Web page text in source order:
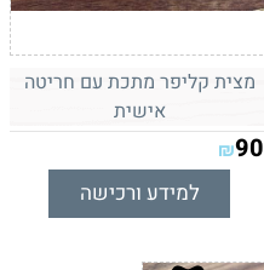
מצית קליפר מתכת עם חריטה
אישית
₪90
למידע ורכישה